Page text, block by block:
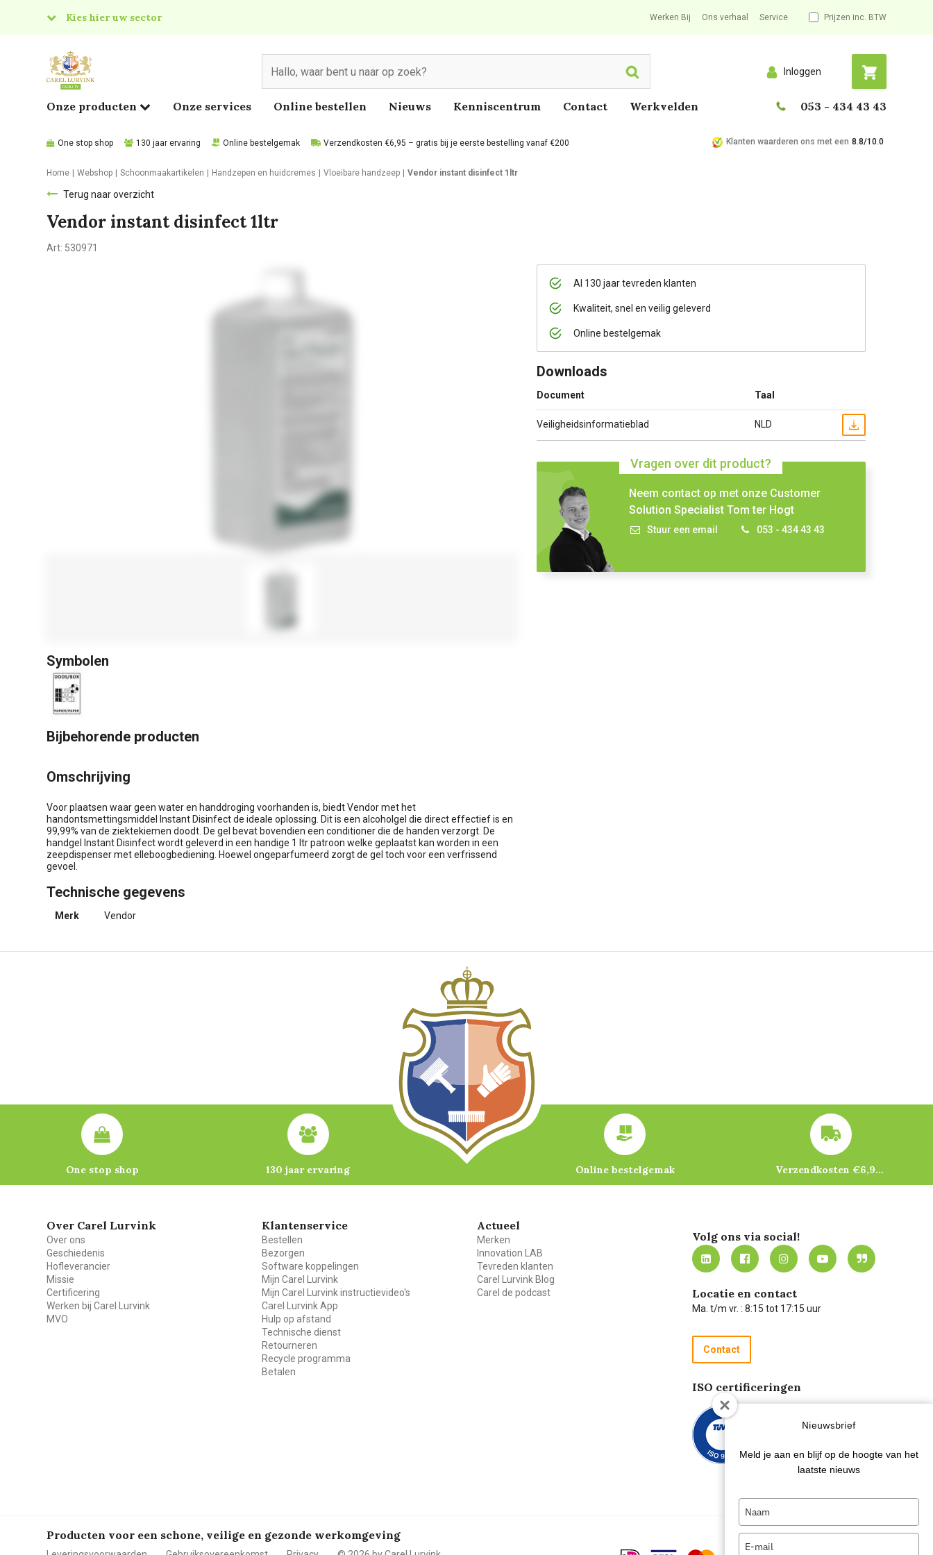
Kies hier uw sector
Food
Werken Bij Ons verhaal Service Prijzen inc. BTW
Search Inloggen
Onze producten Onze services Online bestellen Nieuws Kenniscentrum Contact Werkvelden 053 - 434 43 43
One stop shop 130 jaar ervaring Online bestelgemak Verzendkosten €6,95 – gratis bij je eerste bestelling vanaf €200 Klanten waarderen ons met een 8.8/10.0
Home Webshop Schoonmaakartikelen Handzepen en huidcremes Vloeibare handzeep Vendor instant disinfect 1ltr
Terug naar overzicht
Vendor instant disinfect 1ltr
Art: 530971
Al 130 jaar tevreden klanten
Kwaliteit, snel en veilig geleverd
Online bestelgemak
Downloads
Document Taal
Veiligheidsinformatieblad NLD
Vragen over dit product?
Neem contact op met onze Customer
Solution Specialist Tom ter Hogt
Stuur een email 053 - 434 43 43
Symbolen
Bijbehorende producten
Omschrijving
Voor plaatsen waar geen water en handdroging voorhanden is, biedt Vendor met het
handontsmettingsmiddel Instant Disinfect de ideale oplossing. Dit is een alcoholgel die direct effectief is en
99,99% van de ziektekiemen doodt. De gel bevat bovendien een conditioner die de handen verzorgt. De
handgel Instant Disinfect wordt geleverd in een handige 1 ltr patroon welke geplaatst kan worden in een
zeepdispenser met elleboogbediening. Hoewel ongeparfumeerd zorgt de gel toch voor een verfrissend
gevoel.
Technische gegevens
Merk Vendor
One stop shop 130 jaar ervaring Online bestelgemak Verzendkosten €6,95 – gratis bij je eerste bestelling vanaf €200
Over Carel Lurvink
Over ons
Geschiedenis
Hofleverancier
Missie
Certificering
Werken bij Carel Lurvink
MVO
Klantenservice
Bestellen
Bezorgen
Software koppelingen
Mijn Carel Lurvink
Mijn Carel Lurvink instructievideo's
Carel Lurvink App
Hulp op afstand
Technische dienst
Retourneren
Recycle programma
Betalen
Actueel
Merken
Innovation LAB
Tevreden klanten
Carel Lurvink Blog
Carel de podcast
Volg ons via social!
Locatie en contact
Ma. t/m vr. : 8:15 tot 17:15 uur
Contact
ISO certificeringen
Producten voor een schone, veilige en gezonde werkomgeving
Nieuwsbrief
Meld je aan en blijf op de hoogte van het
laatste nieuws
name